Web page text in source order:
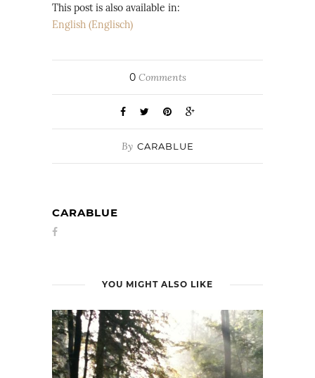
This post is also available in:
English (Englisch)
0Comments
By CARABLUE
CARABLUE
YOU MIGHT ALSO LIKE